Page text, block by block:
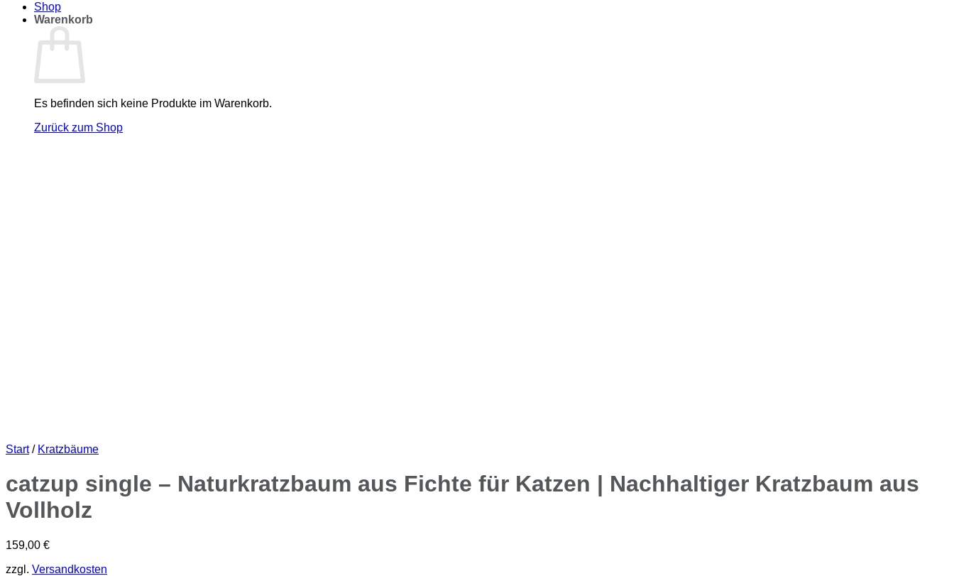
Shop
Warenkorb
Es befinden sich keine Produkte im Warenkorb.
Zurück zum Shop
Start / Kratzbäume
catzup single – Naturkratzbaum aus Fichte für Katzen | Nachhaltiger Kratzbaum aus
Vollholz
159,00 €
zzgl. Versandkosten